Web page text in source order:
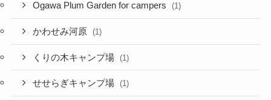
Ogawa Plum Garden for campers (1)
かわせみ河原 (1)
くりの木キャンプ場 (1)
せせらぎキャンプ場 (1)